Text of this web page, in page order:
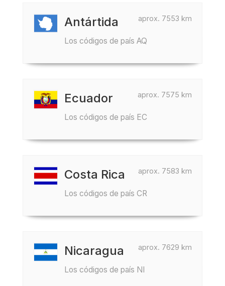
aprox. 7553 km
Antártida
Los códigos de país AQ
aprox. 7575 km
Ecuador
Los códigos de país EC
aprox. 7583 km
Costa Rica
Los códigos de país CR
aprox. 7629 km
Nicaragua
Los códigos de país NI